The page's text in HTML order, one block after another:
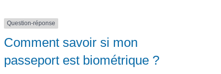
Question-réponse
Comment savoir si mon
passeport est biométrique ?